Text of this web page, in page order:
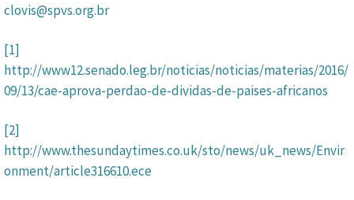
clovis@spvs.org.br
[1]
http://www12.senado.leg.br/noticias/noticias/materias/2016/
09/13/cae-aprova-perdao-de-dividas-de-paises-africanos
[2]
http://www.thesundaytimes.co.uk/sto/news/uk_news/Envir
onment/article316610.ece